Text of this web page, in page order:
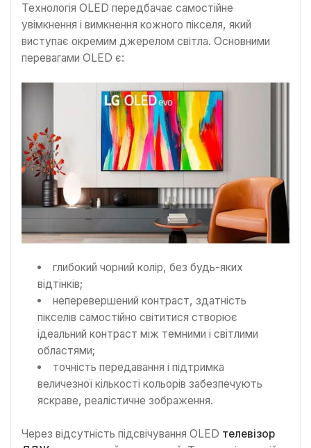
Технологія OLED передбачає самостійне
увімкнення і вимкнення кожного пікселя, який
виступає окремим джерелом світла. Основними
перевагами OLED є:
глибокий чорний колір, без будь-яких
відтінків;
неперевершений контраст, здатність
пікселів самостійно світитися створює
ідеальний контраст між темними і світлими
областями;
точність передавання і підтримка
величезної кількості кольорів забезпечують
яскраве, реалістичне зображення.
Через відсутність підсвічування OLED телевізор